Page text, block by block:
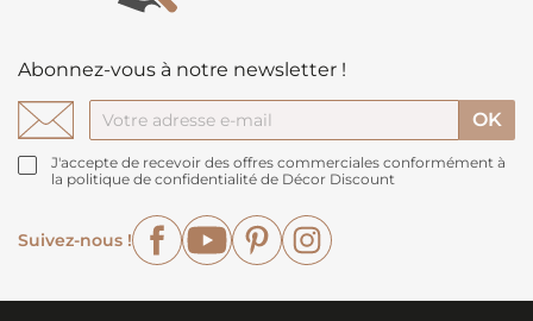
Abonnez-vous à notre newsletter !
J'accepte de recevoir des offres commerciales conformément à
la politique de confidentialité de Décor Discount
Suivez-nous !
FacebookYouTubePinterest